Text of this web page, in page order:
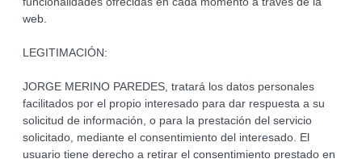
web.
LEGITIMACIÓN:
JORGE MERINO PAREDES, tratará los datos personales
facilitados por el propio interesado para dar respuesta a su
solicitud de información, o para la prestación del servicio
solicitado, mediante el consentimiento del interesado. El
usuario tiene derecho a retirar el consentimiento prestado en